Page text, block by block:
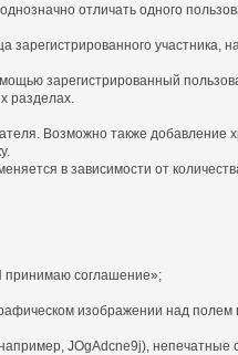
отличать одного
участника,
зарегистрированный
разделах.
Возможно также добавление
в зависимости от
принимаю соглашение»;
изображении над полем
JOgAdcne9j), непечатные